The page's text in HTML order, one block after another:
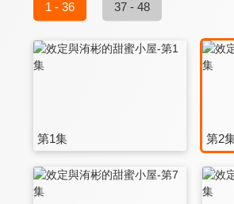
1 - 36 37 - 48
第1集 第2